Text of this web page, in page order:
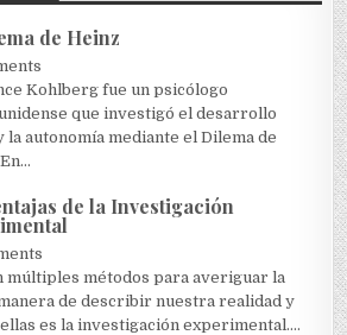
de Heinz
Kohlberg fue un psicólogo
que investigó el desarrollo
la autonomía mediante el Dilema de
de la Investigación
múltiples métodos para averiguar la
de describir nuestra realidad y
es la investigación experimental....